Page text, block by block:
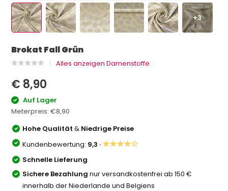
+3
Brokat Fall Grün
Alles anzeigen Damenstoffe
€ 8,90
Auf Lager
Meterpreis:€8,90
Hohe Qualität& Niedrige Preise
Kundenbewertung: 9,3 ·★★★★☆
Schnelle Lieferung
Sichere Bezahlung nur versandkostenfrei ab 150 €
innerhalb der Niederlande und Belgiens